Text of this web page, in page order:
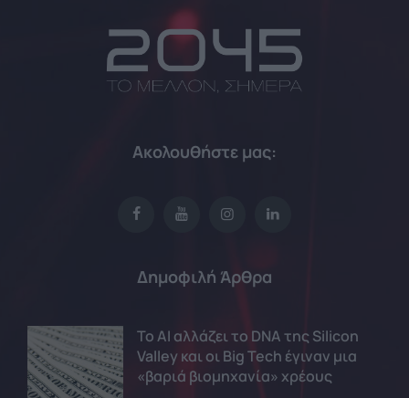
Ακολουθήστε μας:
Δημοφιλή Άρθρα
Το AI αλλάζει το DNA της Silicon
Valley και οι Big Tech έγιναν μια
«βαριά βιομηχανία» χρέους